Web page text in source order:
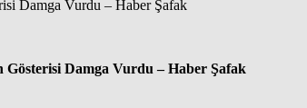
Gösterisi Damga Vurdu – Haber Şafak